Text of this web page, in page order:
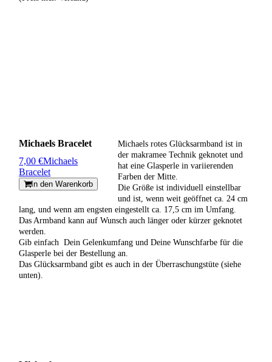
Michaels Bracelet
7,00 €Michaels
Bracelet
In den Warenkorb
Michaels rotes Glücksarmband ist in
der makramee Technik geknotet und
hat eine Glasperle in variierenden
Farben der Mitte.
Die Größe ist individuell einstellbar
und ist, wenn weit geöffnet ca. 24 cm
lang, und wenn am engsten eingestellt ca. 17,5 cm im Umfang.
Das Armband kann auf Wunsch auch länger oder kürzer geknotet
werden.
Gib einfach Dein Gelenkumfang und Deine Wunschfarbe für die
Glasperle bei der Bestellung an.
Das Glücksarmband gibt es auch in der Überraschungstüte (siehe
unten).